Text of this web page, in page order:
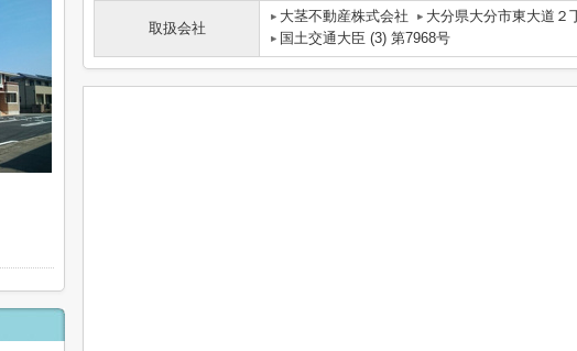
取扱会社
大茎不動産株式会社 大分県大分市東大道２
国土交通大臣 (3) 第7968号